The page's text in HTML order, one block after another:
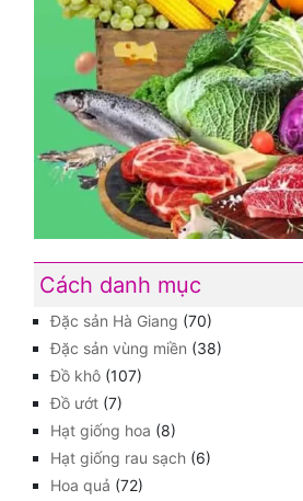
Cách danh mục
Đặc sản Hà Giang (70)
Đặc sản vùng miền (38)
Đồ khô (107)
Đồ ướt (7)
Hạt giống hoa (8)
Hạt giống rau sạch (6)
Hoa quả (72)